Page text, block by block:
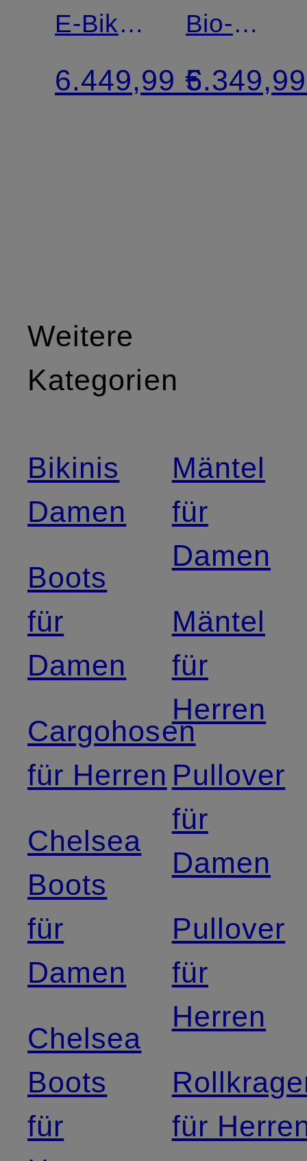
E-Bike
STADTFUCHS
6.449,99 €
Bio-
Bike
Weitere
Kategorien
Bikinis
Damen
Boots
für
Damen
Cargohosen
für Herren
Chelsea
Boots
für
Damen
Chelsea
Boots
für
Mäntel
für
Damen
Mäntel
für
Herren
Pullover
für
Damen
Pullover
für
Herren
für